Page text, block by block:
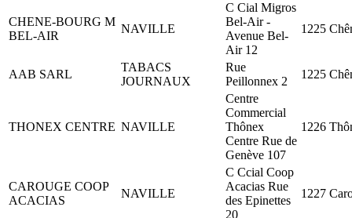
CHENE-BOURG M
BEL-AIR
NAVILLE
C Cial Migros
Bel-Air -
Avenue Bel-
Air 12
1225
AAB SARL
TABACS
JOURNAUX
Rue
Peillonnex 2
1225
THONEX CENTRE NAVILLE
Centre
Commercial
Thônex
Centre Rue de
Genève 107
1226
CAROUGE COOP
ACACIAS
NAVILLE
C Ccial Coop
Acacias Rue
des Epinettes
20
1227